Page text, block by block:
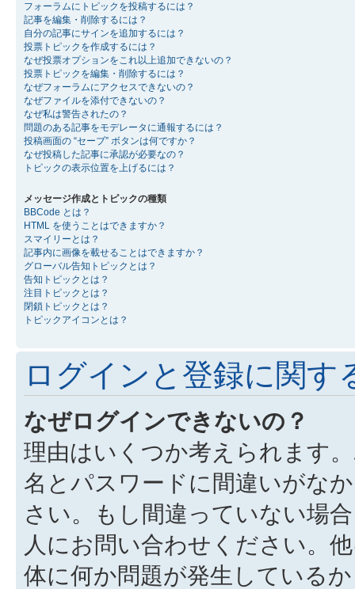
フォーラムにトピックを投稿するには？
記事を編集・削除するには？
自分の記事にサインを追加するには？
投票トピックを作成するには？
なぜ投票オプションをこれ以上追加できないの？
投票トピックを編集・削除するには？
なぜフォーラムにアクセスできないの？
なぜファイルを添付できないの？
なぜ私は警告されたの？
問題のある記事をモデレータに通報するには？
投稿画面の “セーブ” ボタンは何ですか？
なぜ投稿した記事に承認が必要なの？
トピックの表示位置を上げるには？
メッセージ作成とトピックの種類
BBCode とは？
HTML を使うことはできますか？
スマイリーとは？
記事内に画像を載せることはできますか？
グローバル告知トピックとは？
告知トピックとは？
注目トピックとは？
閉鎖トピックとは？
トピックアイコンとは？
ログインと登録に関す
なぜログインできないの？
理由はいくつか考えられます
名とパスワードに間違いがな
さい。もし間違っていない場
人にお問い合わせください。
体に何か問題が発生している